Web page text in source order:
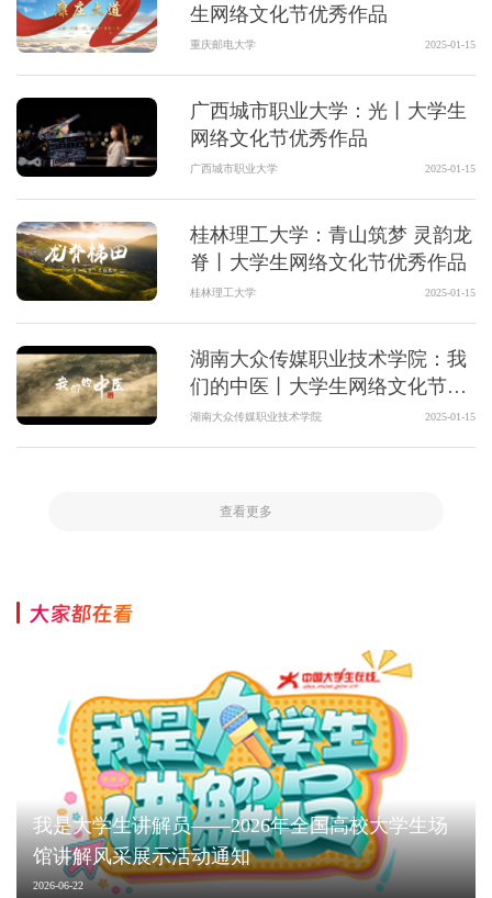
生网络文化节优秀作品
重庆邮电大学 2025-01-15
广西城市职业大学：光丨大学生
网络文化节优秀作品
广西城市职业大学 2025-01-15
桂林理工大学：青山筑梦 灵韵龙
脊丨大学生网络文化节优秀作品
桂林理工大学 2025-01-15
湖南大众传媒职业技术学院：我
们的中医丨大学生网络文化节优
秀作品
湖南大众传媒职业技术学院 2025-01-15
查看更多
大家都在看
我是大学生讲解员——2026年全国高校大学生场
馆讲解风采展示活动通知
2026-06-22